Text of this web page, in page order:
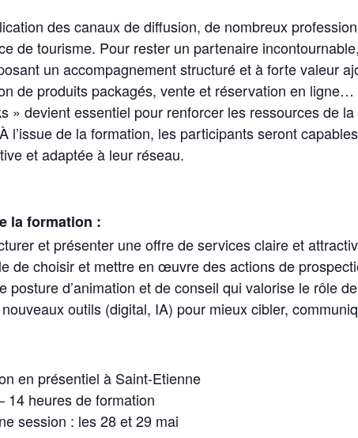
des canaux de diffusion, de nombreux
de tourisme. Pour rester un partenaire
un accompagnement structuré et à forte valeur
de produits packagés, vente et réservation en
» devient essentiel pour renforcer les ressources de
l’issue de la formation, les participants seront
et adaptée à leur réseau.
la formation :
et présenter une offre de services claire et
de choisir et mettre en œuvre des actions de
posture d’animation et de conseil qui valorise le rôle
outils (digital, IA) pour mieux cibler,
en présentiel à Saint-Etienne
14 heures de formation
session : les 28 et 29 mai